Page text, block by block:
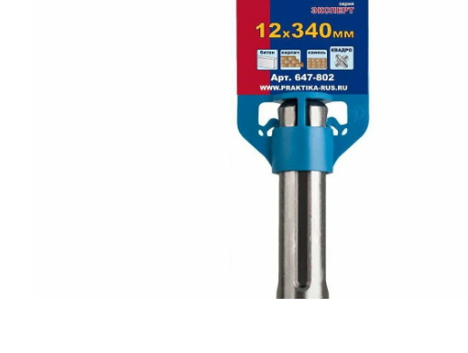
Компрессорное оборудование